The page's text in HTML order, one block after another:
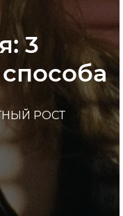
3
РОСТ